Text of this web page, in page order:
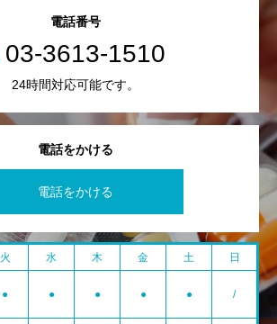
電話をかける
電話をかける
電話番号
03-3613-1510
24時間対応可能です。
火 水 木 金 土 日
● ● ● ● ● /